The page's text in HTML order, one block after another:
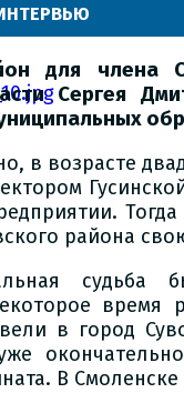
для члена
Сергея
в возрасте
района
судьба
время
в город
В